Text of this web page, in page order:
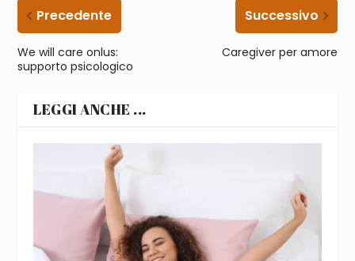
Precedente
We will care onlus:
supporto psicologico
Successivo
Caregiver per amore
LEGGI ANCHE ...